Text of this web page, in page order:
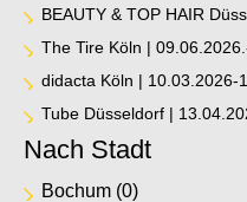
BEAUTY & TOP HAIR
The Tire Köln |
didacta Köln | 10.03.2026-
Tube Düsseldorf |
Nach Stadt
Bochum (0)